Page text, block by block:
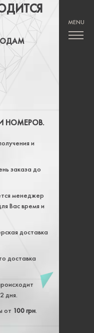
НОМЕРОВ.
и
заказа до
менеджер
Вас время и
доставка
доставка
дня.
от 100 грн.